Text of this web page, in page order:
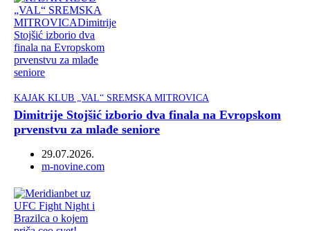
KAJAK KLUB „VAL“ SREMSKA MITROVICA
Dimitrije Stojšić izborio dva finala na Evropskom
prvenstvu za mlađe seniore
29.07.2026.
Author
m-novine.com